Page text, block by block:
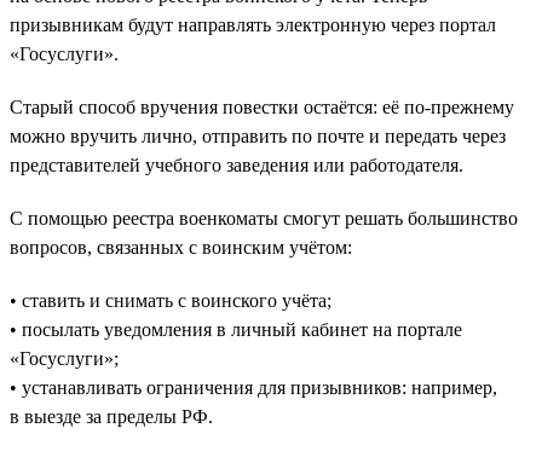
призывникам будут направлять электронную через портал
«Госуслуги».
Старый способ вручения повестки остаётся: её по-прежнему
можно вручить лично, отправить по почте и передать через
представителей учебного заведения или работодателя.
С помощью реестра военкоматы смогут решать большинство
вопросов, связанных с воинским учётом:
• ставить и снимать с воинского учёта;
• посылать уведомления в личный кабинет на портале
«Госуслуги»;
• устанавливать ограничения для призывников: например,
в выезде за пределы РФ.